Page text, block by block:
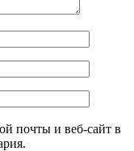
почты и веб-сайт в